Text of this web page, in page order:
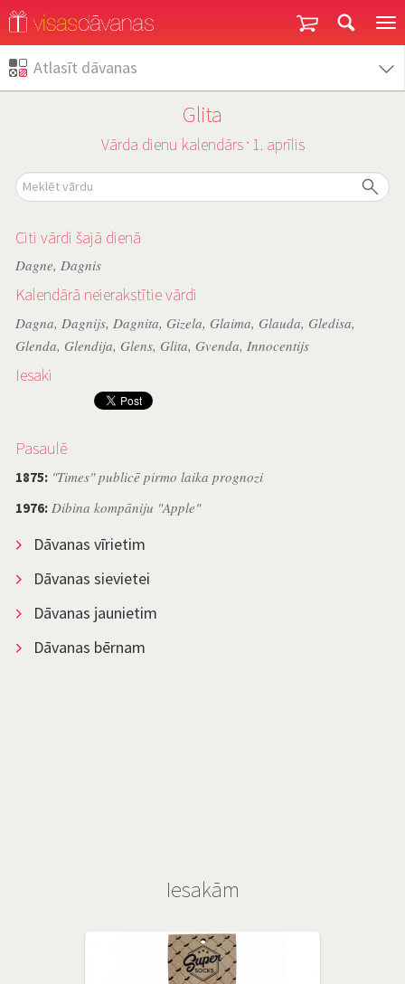
Atlasīt dāvanas
Glita
Vārda dienu kalendārs ˙ 1. aprīlis
Citi vārdi šajā dienā
Dagne, Dagnis
Kalendārā neierakstītie vārdi
Dagna, Dagnijs, Dagnita, Gizela, Glaima, Glauda, Gledisa,
Glenda, Glendija, Glens, Glita, Gvenda, Innocentijs
Iesaki
Pasaulē
1875: "Times" publicē pirmo laika prognozi
1976: Dibina kompāniju "Apple"
Dāvanas vīrietim
Dāvanas sievietei
Dāvanas jaunietim
Dāvanas bērnam
Iesakām